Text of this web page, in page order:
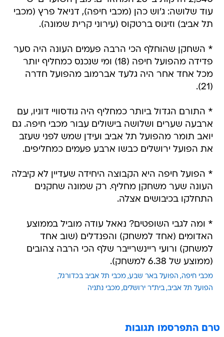
עוד שלושה: ג'וש כהן (מכבי חיפה), דניאל פרץ (מכבי
תל אביב) וזיגוס ברטקוס (עירוני קרית שמונה).
* השחקן שהוחלף הכי הרבה פעמים העונה היה סער
פדידה מהפועל חיפה (18) ומי שנכנס כמחליף יותר
מכל אחד אחר היה גלעד אברמוב מהפועל חדרה
(21).
* התורם הגדול ביותר כמחליף היה גודסוויי דוניו, עם
ארבעה שערים ושלושה בישולים עבור מכבי חיפה. גם
יואב תומר מהפועל תל אביב ועידן שמש לפני שעזב
את הפועל ירושלים כבשו ארבע פעמים כמחליפים.
* הפועל חיפה היא הקבוצה היחידה שעדיין לא קיבלה
העונה שער משחקן מחליף. רק שמונה שחקנים
התחלקו בכיבושים אצלה.
* ומה לגבי השופטים? נאאל עודה מוביל בממוצע
האדומים (אחד למשחק) והפנדלים (שוב אחד
למשחק) ורועי ריינשרייבר שלף הכי הרבה צהובים
(ממוצע של 6.38 למשחק).
מכבי חיפה הפועל באר שבע מכבי תל אביב בכדורגל
הפועל תל אביב בית"ר ירושלים מכבי נתניה
טרם התפרסמו תגובות